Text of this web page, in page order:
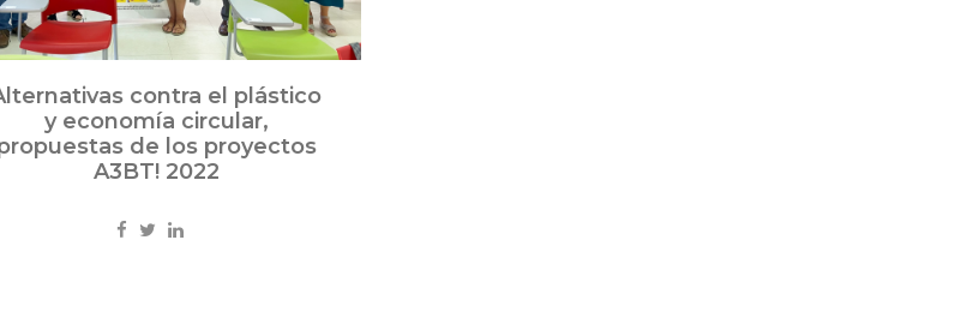
contra el plástico
y economía circular,
de los proyectos
A3BT! 2022